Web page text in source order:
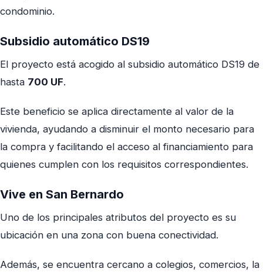
condominio.
Subsidio automático DS19
El proyecto está acogido al subsidio automático DS19 de
hasta 700 UF.
Este beneficio se aplica directamente al valor de la
vivienda, ayudando a disminuir el monto necesario para
la compra y facilitando el acceso al financiamiento para
quienes cumplen con los requisitos correspondientes.
Vive en San Bernardo
Uno de los principales atributos del proyecto es su
ubicación en una zona con buena conectividad.
Además, se encuentra cercano a colegios, comercios, la